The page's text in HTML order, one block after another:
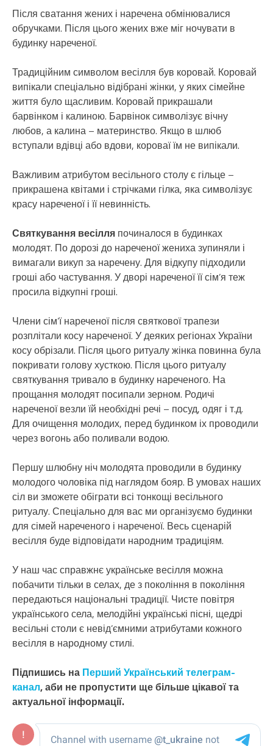
Після сватання жених і наречена обмінювалися
обручками. Після цього жених вже міг ночувати в
будинку нареченої.
Традиційним символом весілля був коровай. Коровай
випікали спеціально відібрані жінки, у яких сімейне
життя було щасливим. Коровай прикрашали
барвінком і калиною. Барвінок символізує вічну
любов, а калина – материнство. Якщо в шлюб
вступали вдівці або вдови, короваї їм не випікали.
Важливим атрибутом весільного столу є гільце –
прикрашена квітами і стрічками гілка, яка символізує
красу нареченої і її невинність.
Святкування весілля починалося в будинках
молодят. По дорозі до нареченої жениха зупиняли і
вимагали викуп за наречену. Для відкупу підходили
гроші або частування. У дворі нареченої її сім’я теж
просила відкупні гроші.
Члени сім’ї нареченої після святкової трапези
розплітали косу нареченої. У деяких регіонах України
косу обрізали. Після цього ритуалу жінка повинна була
покривати голову хусткою. Після цього ритуалу
святкування тривало в будинку нареченого. На
прощання молодят посипали зерном. Родичі
нареченої везли їй необхідні речі – посуд, одяг і т.д.
Для очищення молодих, перед будинком іх проводили
через вогонь або поливали водою.
Першу шлюбну ніч молодята проводили в будинку
молодого чоловіка під наглядом бояр. В умовах наших
сіл ви зможете обіграти всі тонкощі весільного
ритуалу. Спеціально для вас ми організуємо будинки
для сімей нареченого і нареченої. Весь сценарій
весілля буде відповідати народним традиціям.
У наш час справжнє українське весілля можна
побачити тільки в селах, де з покоління в покоління
передаються національні традиції. Чисте повітря
українського села, мелодійні українські пісні, щедрі
весільні столи є невід’ємними атрибутами кожного
весілля в народному стилі.
Підпишись на Перший Український телеграм-
канал, аби не пропустити ще більше цікавої та
актуальної інформації.